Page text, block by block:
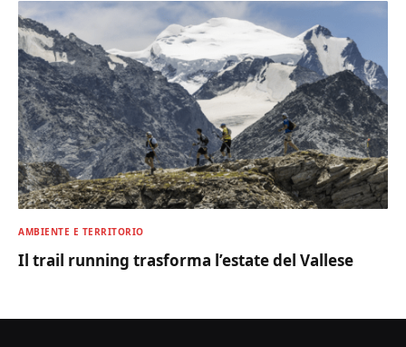
AMBIENTE E TERRITORIO
Il trail running trasforma l’estate del Vallese